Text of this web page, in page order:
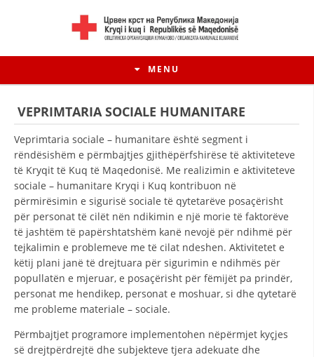
MENU
HISTORIA E LËVIZJES
HISTORIA E KRYQIT TË KUQ
KONTAKT INFORMACIONE
VEPRIMTARIA SOCIALE HUMANITARE
Veprimtaria sociale – humanitare është segment i
rëndësishëm e përmbajtjes gjithëpërfshirëse të aktiviteteve
të Kryqit të Kuq të Maqedonisë. Me realizimin e aktiviteteve
sociale – humanitare Kryqi i Kuq kontribuon në
përmirësimin e sigurisë sociale të qytetarëve posaçërisht
për personat të cilët nën ndikimin e një morie të faktorëve
të jashtëm të papërshtatshëm kanë nevojë për ndihmë për
tejkalimin e problemeve me të cilat ndeshen. Aktivitetet e
këtij plani janë të drejtuara për sigurimin e ndihmës për
popullatën e mjeruar, e posaçërisht për fëmijët pa prindër,
personat me hendikep, personat e moshuar, si dhe qytetarë
me probleme materiale – sociale.
Përmbajtjet programore implementohen nëpërmjet kyçjes
së drejtpërdrejtë dhe subjekteve tjera adekuate dhe